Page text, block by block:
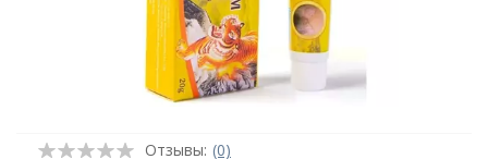
Отзывы: (0)